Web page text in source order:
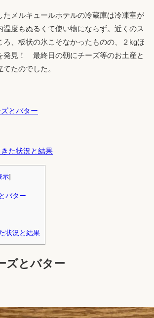
たメルキュールホテルの冷蔵庫は冷凍室が
温度もぬるくて使い物にならず。近くのス
ろ、板状の氷こそなかったものの、２kgほ
発見！ 最終日の朝にチーズ等のお土産と
たのでした。
とバター
た状況と結果
示]
バター
状況と結果
ズとバター